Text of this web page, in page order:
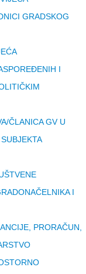
GRADSKOG
I
ČLANICA GV U
I
PRORAČUN,